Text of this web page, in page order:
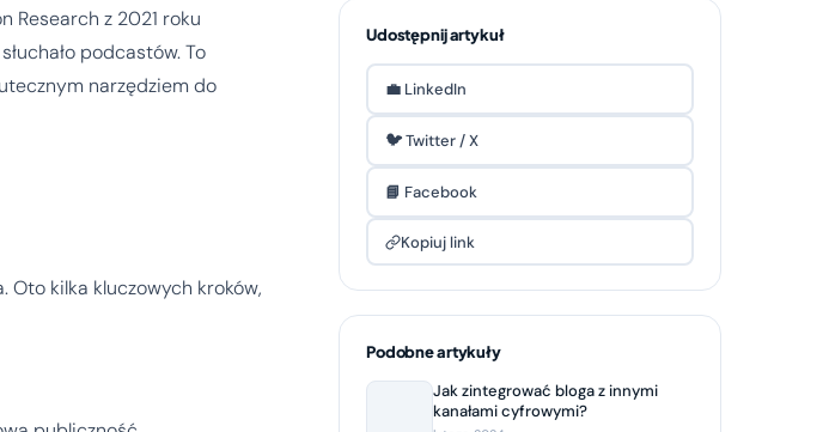
Research z 2021 roku
podcastów. To
narzędziem do
kilka kluczowych kroków,
Udostępnij artykuł
💼 LinkedIn
🐦 Twitter / X
📘 Facebook
Kopiuj link
Podobne artykuły
Jak zintegrować bloga z innymi
kanałami cyfrowymi?